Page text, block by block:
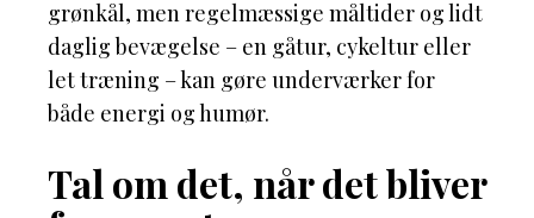
grønkål, men regelmæssige måltider og lidt
daglig bevægelse – en gåtur, cykeltur eller
let træning – kan gøre underværker for
både energi og humør.
Tal om det, når det bliver